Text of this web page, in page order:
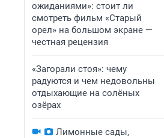
ожиданиями»: стоит ли
смотреть фильм «Старый
орел» на большом экране —
честная рецензия
«Загорали стоя»: чему
радуются и чем недовольны
отдыхающие на солёных
озёрах
Лимонные сады,